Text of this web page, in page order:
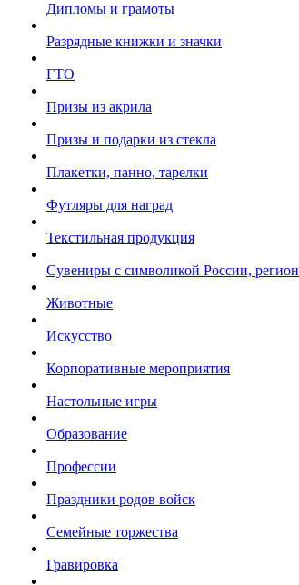
Дипломы и грамоты
Разрядные книжки и значки
ГТО
Призы из акрила
Призы и подарки из стекла
Плакетки, панно, тарелки
Футляры для наград
Текстильная продукция
Сувениры с символикой России,
Животные
Искусство
Корпоративные мероприятия
Настольные игры
Образование
Профессии
Праздники родов войск
Семейные торжества
Гравировка